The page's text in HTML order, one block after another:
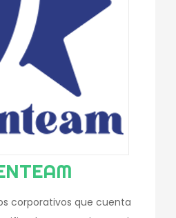
corporativos que cuenta